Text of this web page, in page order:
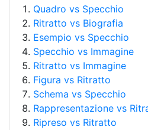
Quadro vs Specchio
Ritratto vs Biografia
Esempio vs Specchio
Specchio vs Immagine
Ritratto vs Immagine
Figura vs Ritratto
Schema vs Specchio
Rappresentazione vs
Ripreso vs Ritratto